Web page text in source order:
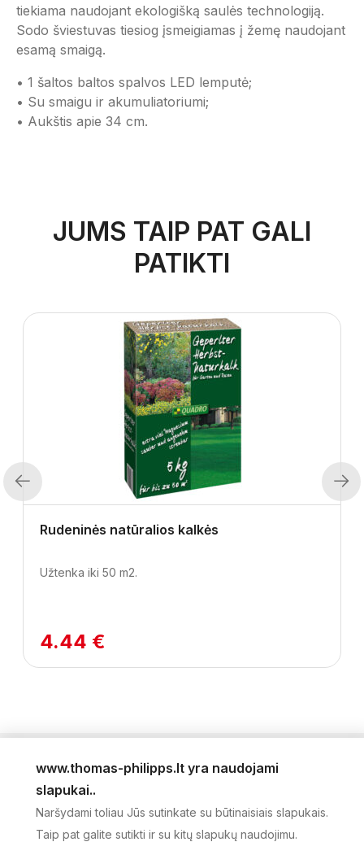
tiekiama naudojant ekologišką saulės technologiją.
Sodo šviestuvas tiesiog įsmeigiamas į žemę naudojant
esamą smaigą.
• 1 šaltos baltos spalvos LED lemputė;
• Su smaigu ir akumuliatoriumi;
• Aukštis apie 34 cm.
JUMS TAIP PAT GALI
PATIKTI
Previous
Rudeninės natūralios kalkės
Užtenka iki 50 m2.
4.44 €
Next
NAUJIENLAIŠKIS
APIE MUS
www.thomas-philipps.lt yra naudojami
slapukai..
Naršydami toliau Jūs sutinkate su būtinaisiais slapukais.
Taip pat galite sutikti ir su kitų slapukų naudojimu.